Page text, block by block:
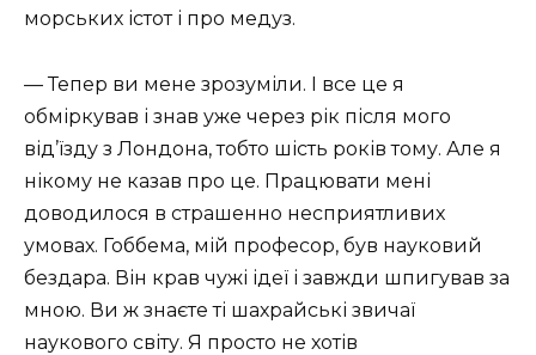
морських істот і про медуз.
— Тепер ви мене зрозуміли. І все це я
обміркував і знав уже через рік після мого
від’їзду з Лондона, тобто шість років тому. Але я
нікому не казав про це. Працювати мені
доводилося в страшенно несприятливих
умовах. Гоббема, мій професор, був науковий
бездара. Він крав чужі ідеї і завжди шпигував за
мною. Ви ж знаєте ті шахрайські звичаї
наукового світу. Я просто не хотів